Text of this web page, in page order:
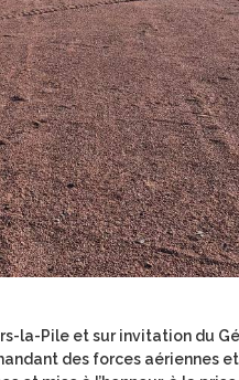
la-Pile et sur invitation du
des forces aériennes